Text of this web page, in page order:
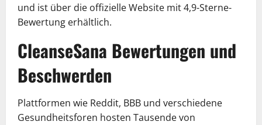
und ist über die offizielle Website mit 4,9-Sterne-
Bewertung erhältlich.
CleanseSana Bewertungen und
Beschwerden
Plattformen wie Reddit, BBB und verschiedene
Gesundheitsforen hosten Tausende von